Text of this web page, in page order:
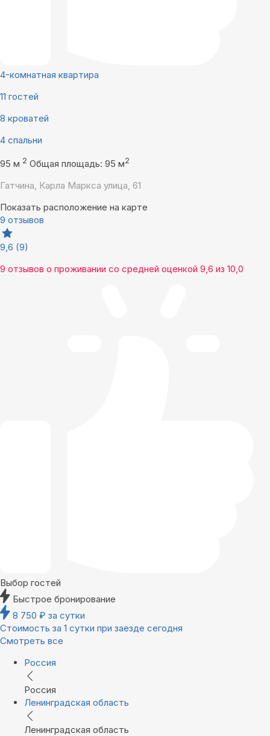
4-комнатная квартира
11 гостей
8 кроватей
4 спальни
95 м 2 Общая площадь: 95 м2
Гатчина, Карла Маркса улица, 61
Показать расположение на карте
9 отзывов
9,6 (9)
9 отзывов о проживании со средней оценкой 9,6 из 10,0
Выбор гостей
Быстрое бронирование
8 750 ₽ за сутки
Стоимость за 1 сутки при заезде сегодня
Смотреть все
Россия
Россия
Ленинградская область
Ленинградская область